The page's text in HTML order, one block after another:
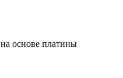
основе платины